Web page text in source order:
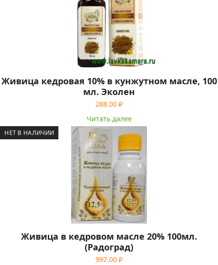
Живица кедровая 10% в кунжутном масле, 100
мл. Эколен
288.00 ₽
Читать далее
НЕТ В НАЛИЧИИ
Живица в кедровом масле 20% 100мл.
(Радоград)
997.00 ₽